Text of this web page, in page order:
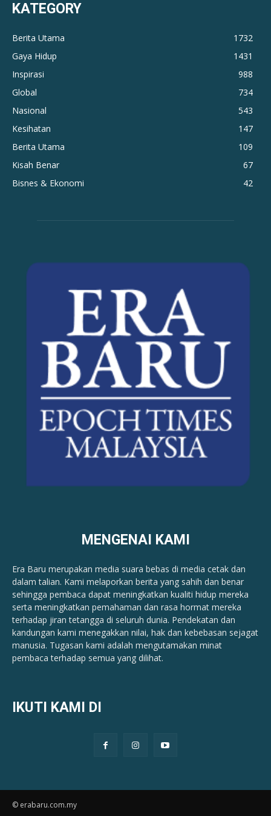
KATEGORY
Berita Utama
1732
Gaya Hidup
1431
Inspirasi
988
Global
734
Nasional
543
Kesihatan
147
Berita Utama
109
Kisah Benar
67
Bisnes & Ekonomi
42
MENGENAI KAMI
Era Baru merupakan media suara bebas di media cetak dan
dalam talian. Kami melaporkan berita yang sahih dan benar ​​
sehingga pembaca dapat meningkatkan kualiti hidup mereka
serta meningkatkan pemahaman dan rasa hormat mereka
terhadap jiran tetangga di seluruh dunia. Pendekatan dan
kandungan kami menegakkan nilai, hak dan kebebasan sejagat
manusia. Tugasan kami adalah mengutamakan minat
pembaca terhadap semua yang dilihat.
IKUTI KAMI DI
© erabaru.com.my